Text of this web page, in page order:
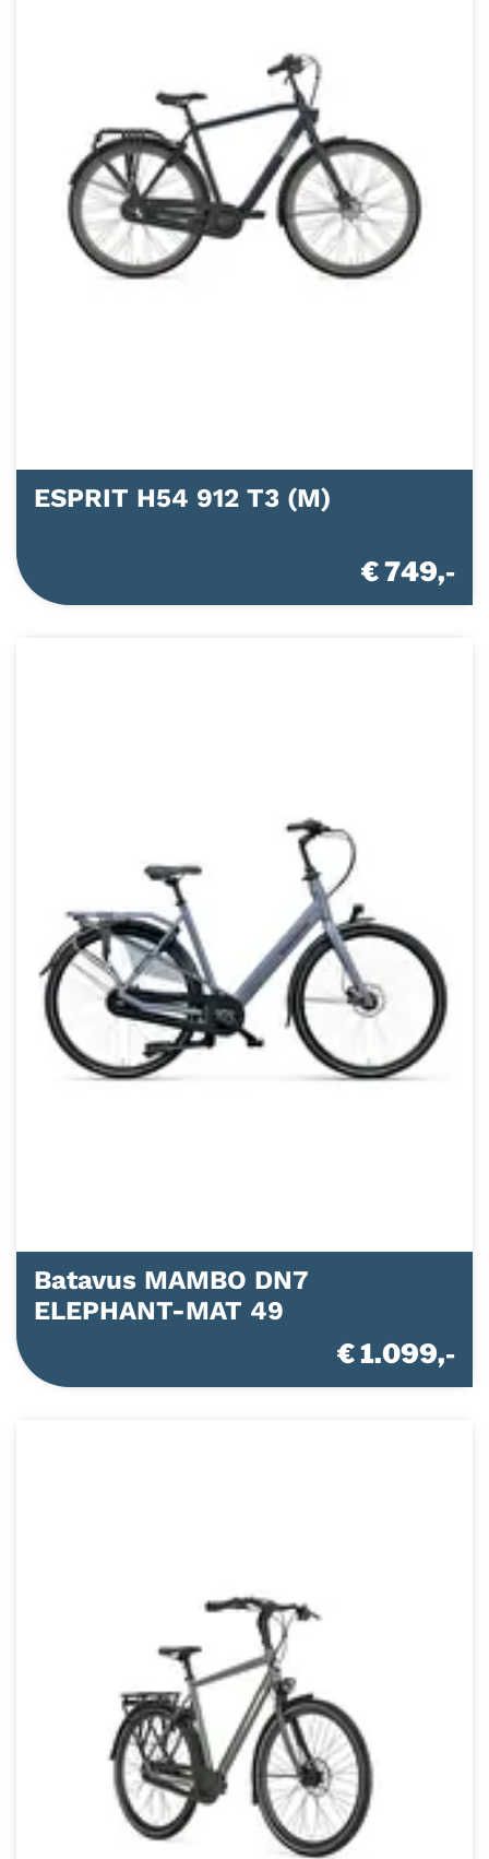
ESPRIT H54 912 T3 (M)
€ 749,-
Batavus MAMBO DN7
ELEPHANT-MAT 49
€ 1.099,-